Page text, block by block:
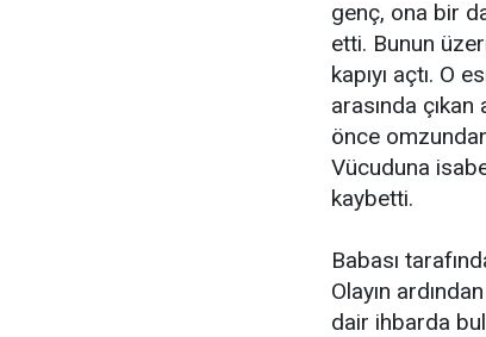
genç, ona bir
etti. Bunun
kapıyı açtı. O
arasında
önce
Vücuduna
kaybetti.
Babası
Olayın
dair ihbarda